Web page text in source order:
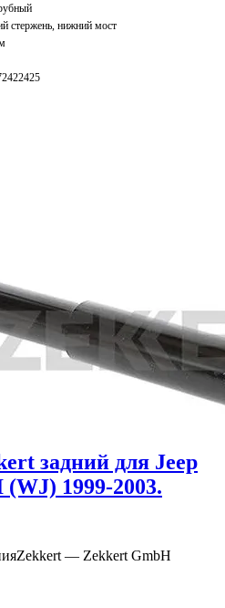
стержень, нижний мост
задний для Jeep
1999-2003.
Zekkert — Zekkert GmbH